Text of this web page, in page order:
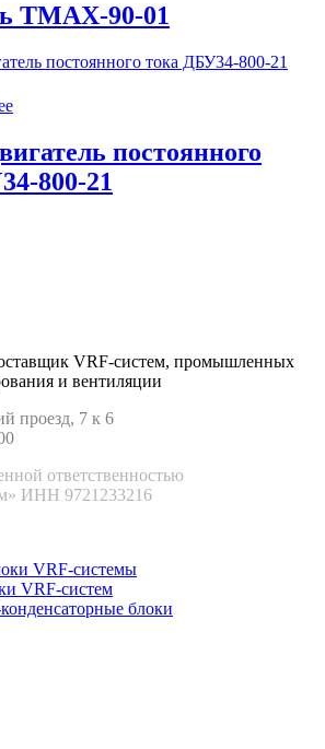
ТМАХ-90-01
постоянного
VRF-cистем, промышленных
и вентиляции
проезд, 7 к 6
ответственностью
ИНН 9721233216
VRF-cистемы
VRF-cистем
блоки